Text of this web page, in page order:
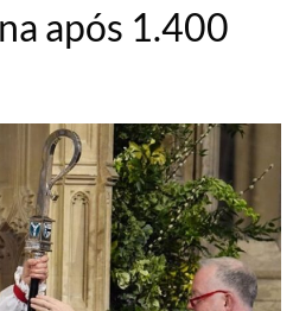
após 1.400